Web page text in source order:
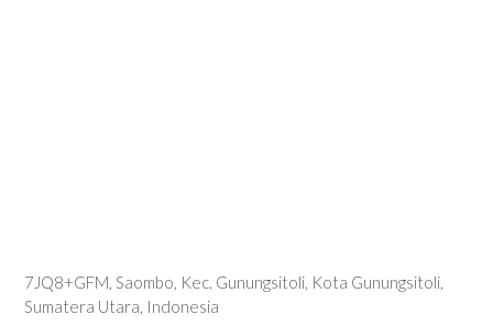
7JQ8+GFM, Saombo, Kec. Gunungsitoli, Kota Gunungsitoli,
Sumatera Utara, Indonesia